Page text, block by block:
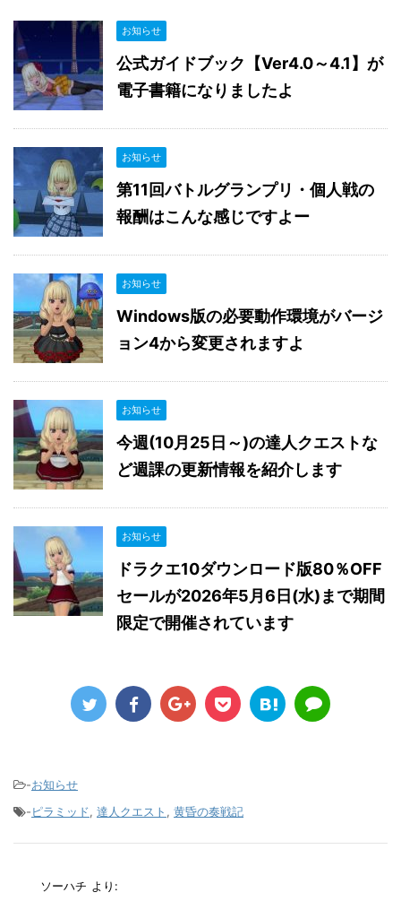
お知らせ
公式ガイドブック【Ver4.0～4.1】が
電子書籍になりましたよ
お知らせ
第11回バトルグランプリ・個人戦の
報酬はこんな感じですよー
お知らせ
Windows版の必要動作環境がバージ
ョン4から変更されますよ
お知らせ
今週(10月25日～)の達人クエストな
ど週課の更新情報を紹介します
お知らせ
ドラクエ10ダウンロード版80％OFF
セールが2026年5月6日(水)まで期間
限定で開催されています
-お知らせ
-ピラミッド, 達人クエスト , 黄昏の奏戦記
ソーハチ より: